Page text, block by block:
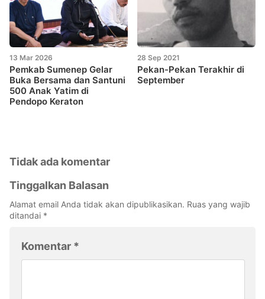
13 Mar 2026
Pemkab Sumenep Gelar
Buka Bersama dan Santuni
500 Anak Yatim di
Pendopo Keraton
28 Sep 2021
Pekan-Pekan Terakhir di
September
Tidak ada komentar
Tinggalkan Balasan
Alamat email Anda tidak akan dipublikasikan. Ruas yang wajib
ditandai *
Komentar *